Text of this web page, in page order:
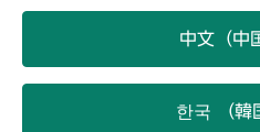
中文（中
한국 （韓